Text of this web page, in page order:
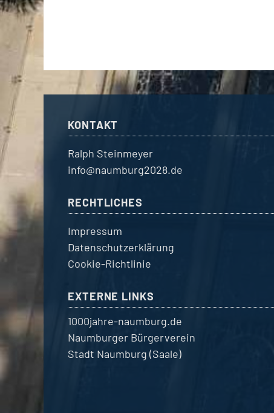
KONTAKT
Ralph Steinmeyer
info@naumburg2028.de
RECHTLICHES
Impressum
Datenschutzerklärung
Cookie-Richtlinie
EXTERNE LINKS
1000jahre-naumburg.de
Naumburger Bürgerverein
Stadt Naumburg (Saale)